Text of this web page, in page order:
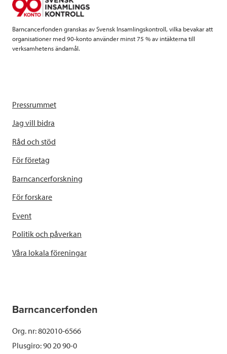
Barncancerfonden granskas av Svensk Insamlingskontroll, vilka bevakar att
organisationer med 90-konto använder minst 75 % av intäkterna till
verksamhetens ändamål.
Pressrummet
Jag vill bidra
Råd och stöd
För företag
Barncancerforskning
För forskare
Event
Politik och påverkan
Våra lokala föreningar
Barncancerfonden
Org. nr: 802010-6566
Plusgiro: 90 20 90-0